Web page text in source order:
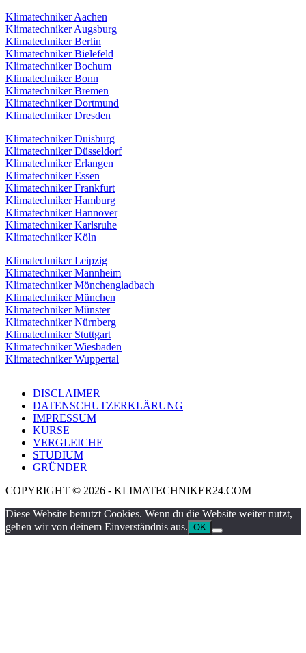
Klimatechniker Aachen
Klimatechniker Augsburg
Klimatechniker Berlin
Klimatechniker Bielefeld
Klimatechniker Bochum
Klimatechniker Bonn
Klimatechniker Bremen
Klimatechniker Dortmund
Klimatechniker Dresden
Klimatechniker Duisburg
Klimatechniker Düsseldorf
Klimatechniker Erlangen
Klimatechniker Essen
Klimatechniker Frankfurt
Klimatechniker Hamburg
Klimatechniker Hannover
Klimatechniker Karlsruhe
Klimatechniker Köln
Klimatechniker Leipzig
Klimatechniker Mannheim
Klimatechniker Mönchengladbach
Klimatechniker München
Klimatechniker Münster
Klimatechniker Nürnberg
Klimatechniker Stuttgart
Klimatechniker Wiesbaden
Klimatechniker Wuppertal
DISCLAIMER
DATENSCHUTZERKLÄRUNG
IMPRESSUM
KURSE
VERGLEICHE
STUDIUM
GRÜNDER
COPYRIGHT © 2026 - KLIMATECHNIKER24.COM
Diese Website benutzt Cookies. Wenn du die Website weiter nutzt,
gehen wir von deinem Einverständnis aus. OK